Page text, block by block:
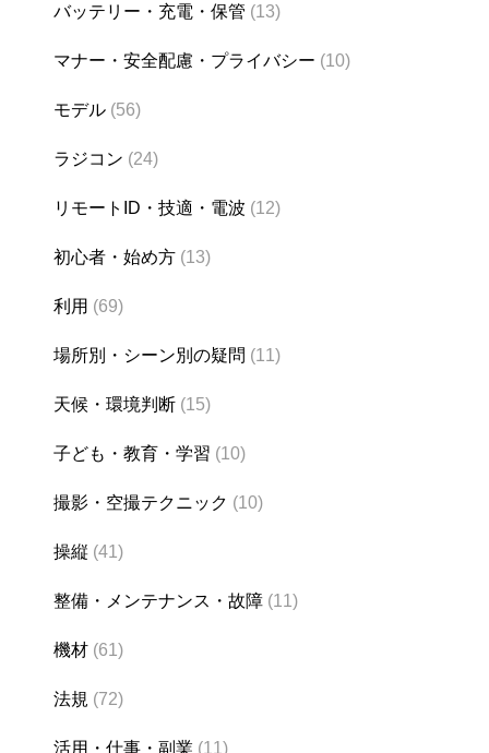
バッテリー・充電・保管 (13)
マナー・安全配慮・プライバシー (10)
モデル (56)
ラジコン (24)
リモートID・技適・電波 (12)
初心者・始め方 (13)
利用 (69)
場所別・シーン別の疑問 (11)
天候・環境判断 (15)
子ども・教育・学習 (10)
撮影・空撮テクニック (10)
操縦 (41)
整備・メンテナンス・故障 (11)
機材 (61)
法規 (72)
活用・仕事・副業 (11)